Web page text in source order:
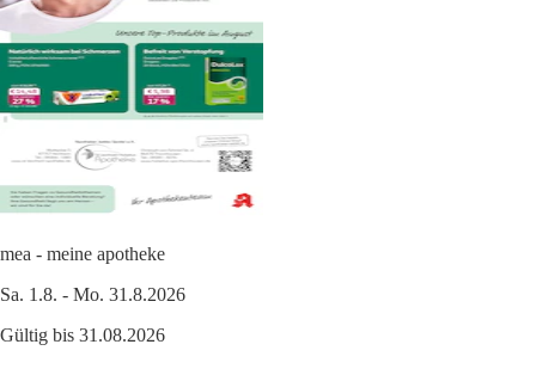
mea - meine apotheke
Sa. 1.8. - Mo. 31.8.2026
Gültig bis 31.08.2026